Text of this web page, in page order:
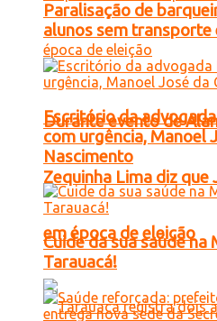
Durante evento de
Zequinha Lima diz que
em época de eleição
Paralisação de
alunos sem transporte
Escritório da
com urgência, Manoel
Nascimento
Cuide da sua saúde na
Tarauacá!